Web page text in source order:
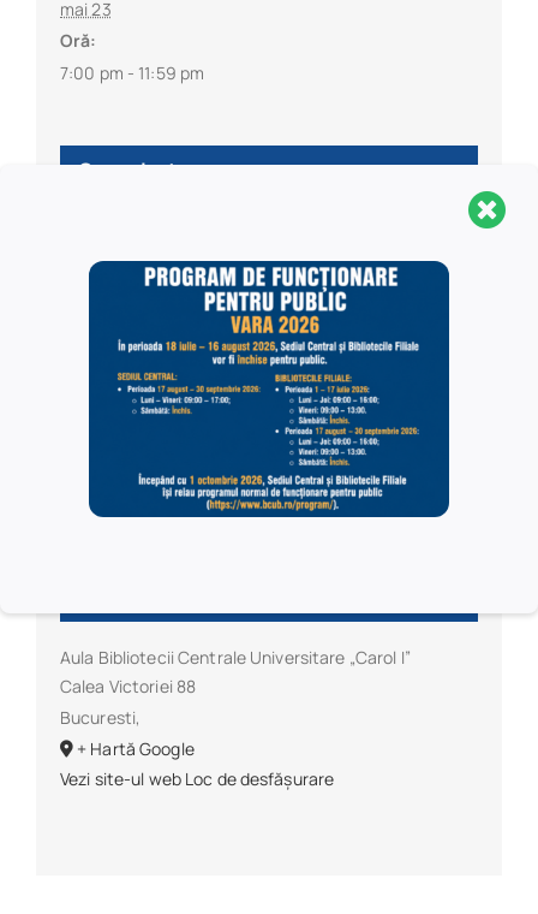
mai 23
Oră:
7:00 pm - 11:59 pm
Organizator
Aula Bibliotecii Centrale Universitare „Carol I”
Calea Victoriei 88
Bucuresti,
+ Hartă Google
Vezi site-ul web Loc de desfășurare